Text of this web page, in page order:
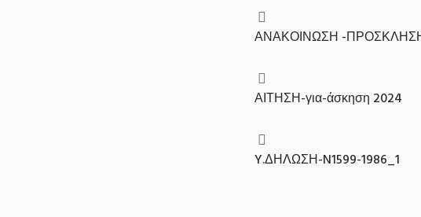
ΑΝΑΚΟΙΝΩΣΗ -
ΑΙΤΗΣΗ-για-άσκηση 2024
Y.ΔΗΛΩΣΗ-N1599-1986_1